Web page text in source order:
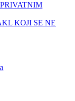
KOJI SE NE